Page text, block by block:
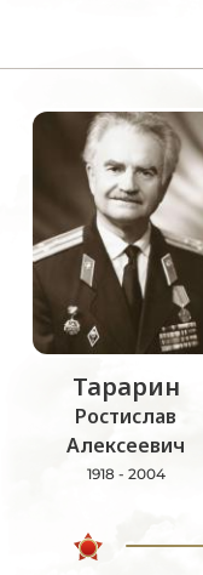
Тарарин
Ростислав
Алексеевич
1918 - 2004